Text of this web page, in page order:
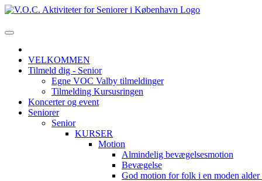
VELKOMMEN
Tilmeld dig - Senior
Egne VOC Valby tilmeldinger
Tilmelding Kursusringen
Koncerter og event
Seniorer
Senior
KURSER
Motion
Almindelig bevægelsesmotion
Bevægelse
God motion for folk i en moden